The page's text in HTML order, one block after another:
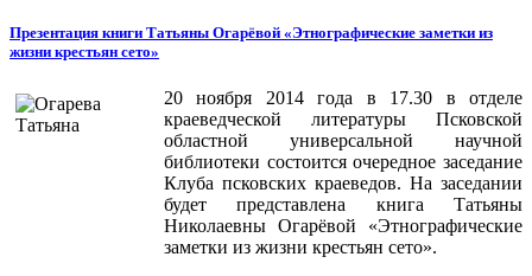
Презентация книги Татьяны Огарёвой «Этнографические заметки из
жизни крестьян сето»
20 ноября 2014 года в 17.30 в отделе
краеведческой литературы Псковской
областной универсальной научной
библиотеки состоится очередное заседание
Клуба псковских краеведов. На заседании
будет представлена книга Татьяны
Николаевны Огарёвой «Этнографические
заметки из жизни крестьян сето».